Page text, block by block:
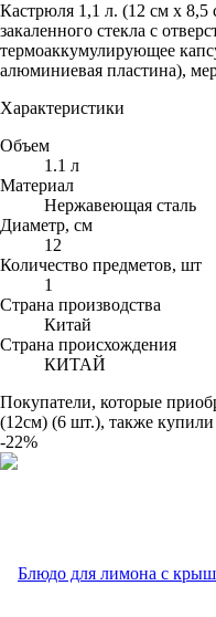
Кастрюля 1,1 л. (12 см х
закаленного стекла с
термоаккумулирующее
алюминиевая пластина),
Характеристики
Объем
1.1 л
Материал
Нержавеющая сталь
Диаметр, см
12
Количество предметов, шт
1
Страна производства
Китай
Страна происхождения
КИТАЙ
Покупатели, которые
(12см) (6 шт.), также купили
-22%